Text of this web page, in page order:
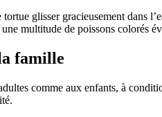
glisser gracieusement dans
multitude de poissons colorés
famille
comme aux enfants, à